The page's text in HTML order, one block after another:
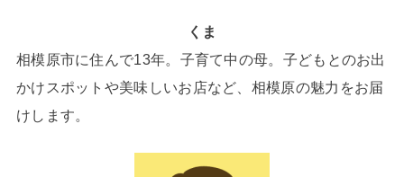
くま
相模原市に住んで13年。子育て中の母。子どもとのお出
かけスポットや美味しいお店など、相模原の魅力をお届
けします。